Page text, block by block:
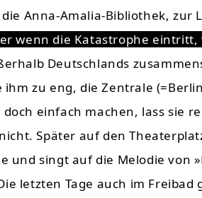
Anna-Amalia-Bibliothek, zur
wenn die Katastrophe
Deutschlands
zu eng, die Zentrale
einfach machen, lass sie
Später auf den
und singt auf die Melodie von
letzten Tage auch im